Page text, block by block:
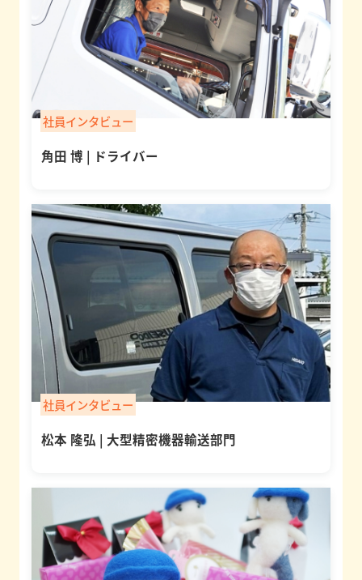
ト
用
情
エ
ン
リ
ー
で
の
問
0120-
110-
9:00~17:00)
社員インタビュー
角田 博 | ドライバー
社員インタビュー
松本 隆弘 | 大型精密機器輸送部門